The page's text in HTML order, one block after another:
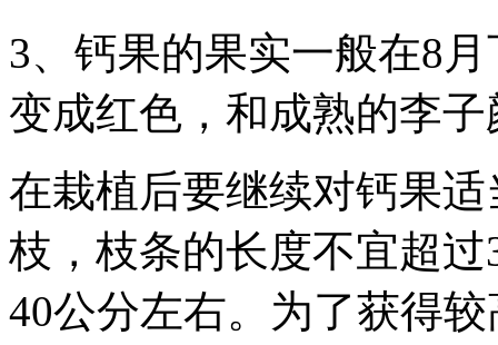
3、钙果的果实一般在8
变成红色，和成熟的李
在栽植后要继续对钙果
枝，枝条的长度不宜超
40公分左右。为了获得